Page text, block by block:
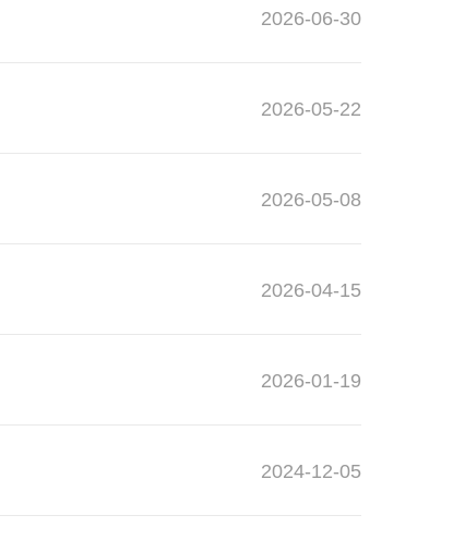
2026-06-30
2026-05-22
2026-05-08
2026-04-15
2026-01-19
2024-12-05